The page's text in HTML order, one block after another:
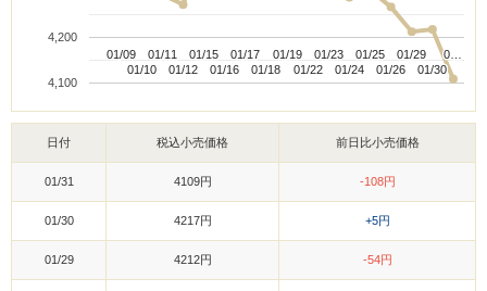
01/09
01/09
01/10
01/10
01/11
01/11
01/12
01/12
01/15
01/15
01/16
01/16
01/17
01/17
01/18
01/18
01/19
01/19
01/22
01/22
01/23
01/23
01/24
01/24
01/25
01/25
01/26
01/26
01/29
01/29
01/30
01/30
0…
0…
4,100
4,200
日付 税込小売価格 前日比小売価格
01/31 4109円 -108円
01/30 4217円 +5円
01/29 4212円 -54円